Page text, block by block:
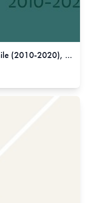
Mujeres en las artes visuales en Chile (2010-2020), 2021